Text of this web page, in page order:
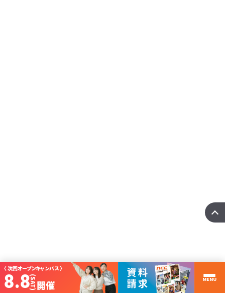
more
〈 次回オープンキャンパス 〉
8.8(SAT)開催 MENU